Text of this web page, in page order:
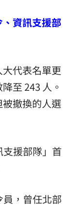
、資訊支援部
代表名單更
至 243 人。
撤換的人選
援部隊」首
，曾任北部